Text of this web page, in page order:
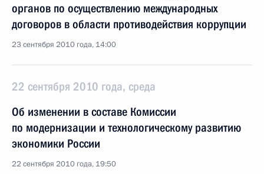
органов по осуществлению международных
договоров в области противодействия коррупции
23 сентября 2010 года, 14:00
22 сентября 2010 года, среда
Об изменении в составе Комиссии
по модернизации и технологическому развитию
экономики России
22 сентября 2010 года, 19:50